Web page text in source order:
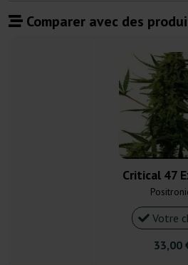
Comparer avec des
Critical 47
Votre
33,00